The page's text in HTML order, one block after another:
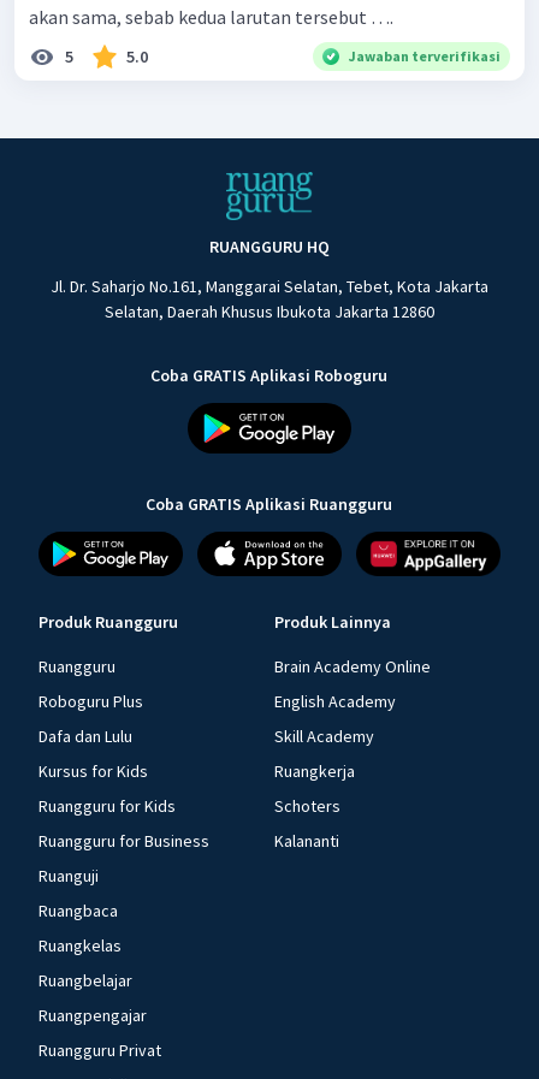
akan sama, sebab kedua larutan tersebut ….
5 5.0 Jawaban terverifikasi
RUANGGURU HQ
Jl. Dr. Saharjo No.161, Manggarai Selatan, Tebet, Kota Jakarta
Selatan, Daerah Khusus Ibukota Jakarta 12860
Coba GRATIS Aplikasi Roboguru
Coba GRATIS Aplikasi Ruangguru
Produk Ruangguru
Ruangguru
Roboguru Plus
Dafa dan Lulu
Kursus for Kids
Ruangguru for Kids
Ruangguru for Business
Ruanguji
Ruangbaca
Ruangkelas
Ruangbelajar
Ruangpengajar
Ruangguru Privat
Produk Lainnya
Brain Academy Online
English Academy
Skill Academy
Ruangkerja
Schoters
Kalananti